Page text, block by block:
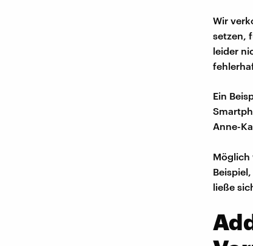
Wir
setzen,
leider
Ein
Anne-
Möglich
ließe